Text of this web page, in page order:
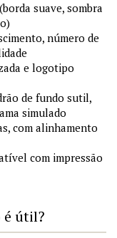
suave, sombra
número de
e logotipo
de fundo sutil,
simulado
com alinhamento
com impressão
é útil?